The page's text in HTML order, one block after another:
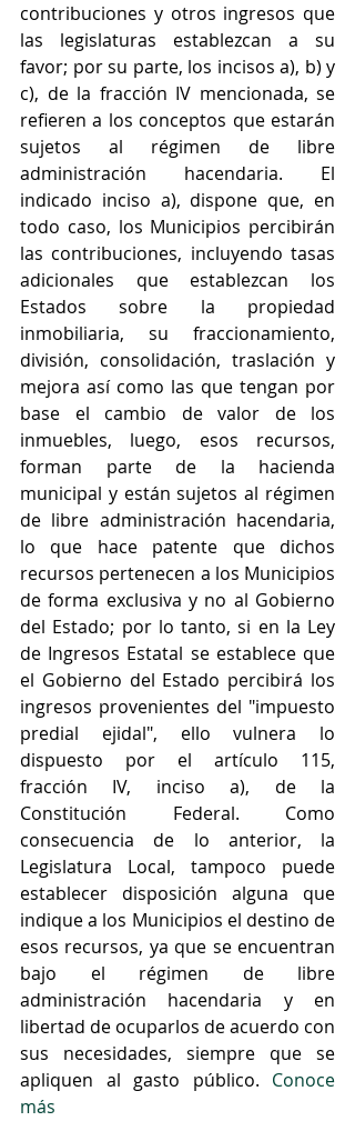
contribuciones y otros ingresos que
las legislaturas establezcan a su
favor; por su parte, los incisos a), b) y
c), de la fracción IV mencionada, se
refieren a los conceptos que estarán
sujetos al régimen de libre
administración hacendaria. El
indicado inciso a), dispone que, en
todo caso, los Municipios percibirán
las contribuciones, incluyendo tasas
adicionales que establezcan los
Estados sobre la propiedad
inmobiliaria, su fraccionamiento,
división, consolidación, traslación y
mejora así como las que tengan por
base el cambio de valor de los
inmuebles, luego, esos recursos,
forman parte de la hacienda
municipal y están sujetos al régimen
de libre administración hacendaria,
lo que hace patente que dichos
recursos pertenecen a los Municipios
de forma exclusiva y no al Gobierno
del Estado; por lo tanto, si en la Ley
de Ingresos Estatal se establece que
el Gobierno del Estado percibirá los
ingresos provenientes del "impuesto
predial ejidal", ello vulnera lo
dispuesto por el artículo 115,
fracción IV, inciso a), de la
Constitución Federal. Como
consecuencia de lo anterior, la
Legislatura Local, tampoco puede
establecer disposición alguna que
indique a los Municipios el destino de
esos recursos, ya que se encuentran
bajo el régimen de libre
administración hacendaria y en
libertad de ocuparlos de acuerdo con
sus necesidades, siempre que se
apliquen al gasto público. Conoce
más